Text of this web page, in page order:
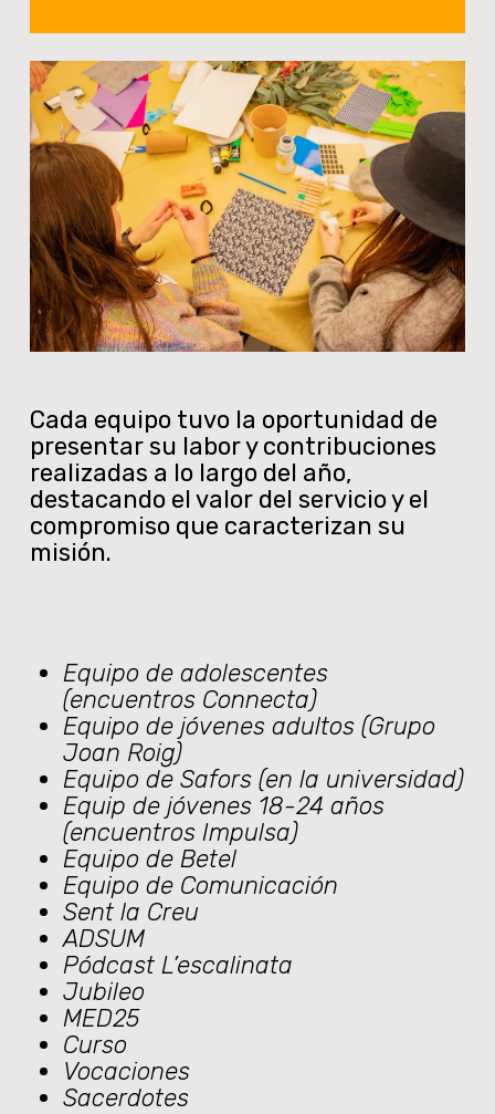
Cada equipo tuvo la oportunidad de
presentar su labor y contribuciones
realizadas a lo largo del año,
destacando el valor del servicio y el
compromiso que caracterizan su
misión.
Equipo de adolescentes
(encuentros Connecta)
Equipo de jóvenes adultos (Grupo
Joan Roig)
Equipo de Safors (en la universidad)
Equip de jóvenes 18-24 años
(encuentros Impulsa)
Equipo de Betel
Equipo de Comunicación
Sent la Creu
ADSUM
Pódcast L’escalinata
Jubileo
MED25
Curso
Vocaciones
Sacerdotes